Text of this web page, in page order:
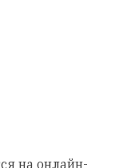
на онлайн-